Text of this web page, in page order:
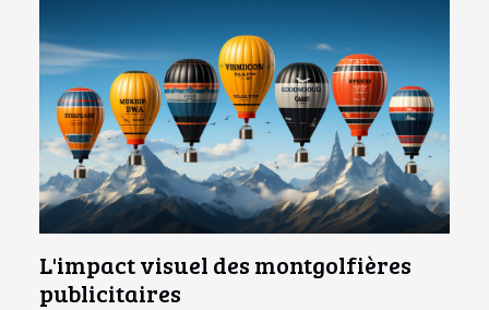
L'impact visuel des montgolfières
publicitaires